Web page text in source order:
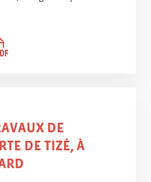
DE
DE TIZÉ, À